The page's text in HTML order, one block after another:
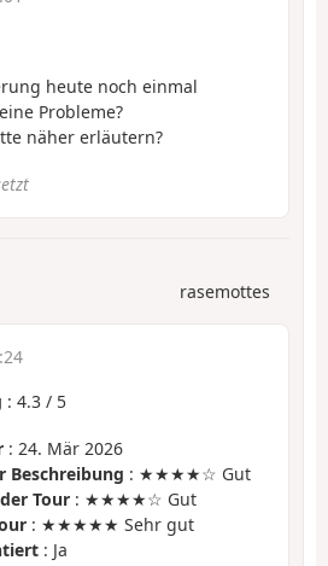
heute noch einmal
Probleme?
näher erläutern?
rasemottes
: 4.3 / 5
: 24. Mär 2026
Beschreibung : ★★★★☆ Gut
Tour : ★★★★☆ Gut
: ★★★★★ Sehr gut
: Ja